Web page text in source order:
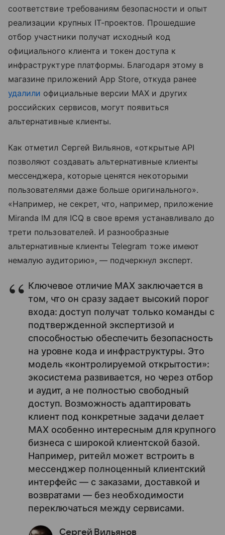
соответствие требованиям безопасности и опыт
реализации крупных IT-проектов. Прошедшие
отбор участники получат исходный код
официального клиента и токен доступа к
инфраструктуре платформы. Благодаря этому в
магазине приложений App Store, откуда ранее
удалили официальные версии MAX и других
российских сервисов, могут появиться
альтернативные клиенты.
Как отметил Сергей Вильянов, «открытые API
позволяют создавать альтернативные клиенты
мессенджера, которые ценятся некоторыми
пользователями даже больше оригинального».
«Например, не секрет, что, например, приложение
Miranda IM для ICQ в свое время устанавливало до
трети пользователей. И разнообразные
альтернативные клиенты Telegram тоже имеют
немалую аудиторию», — подчеркнул эксперт.
Ключевое отличие MAX заключается в
том, что он сразу задает высокий порог
входа: доступ получат только команды с
подтвержденной экспертизой и
способностью обеспечить безопасность
на уровне кода и инфраструктуры. Это
модель «контролируемой открытости»:
экосистема развивается, но через отбор
и аудит, а не полностью свободный
доступ. Возможность адаптировать
клиент под конкретные задачи делает
MAX особенно интересным для крупного
бизнеса с широкой клиентской базой.
Например, ритейл может встроить в
мессенджер полноценный клиентский
интерфейс — с заказами, доставкой и
возвратами — без необходимости
переключаться между сервисами.
Сергей Вильянов